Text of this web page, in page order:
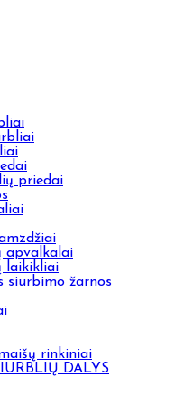
priedai
apvalkalai
laikikliai
siurbimo žarnos
rinkiniai
DALYS